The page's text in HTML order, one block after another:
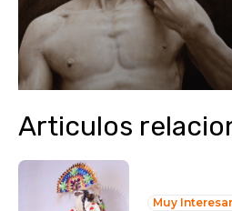
Articulos
Muy